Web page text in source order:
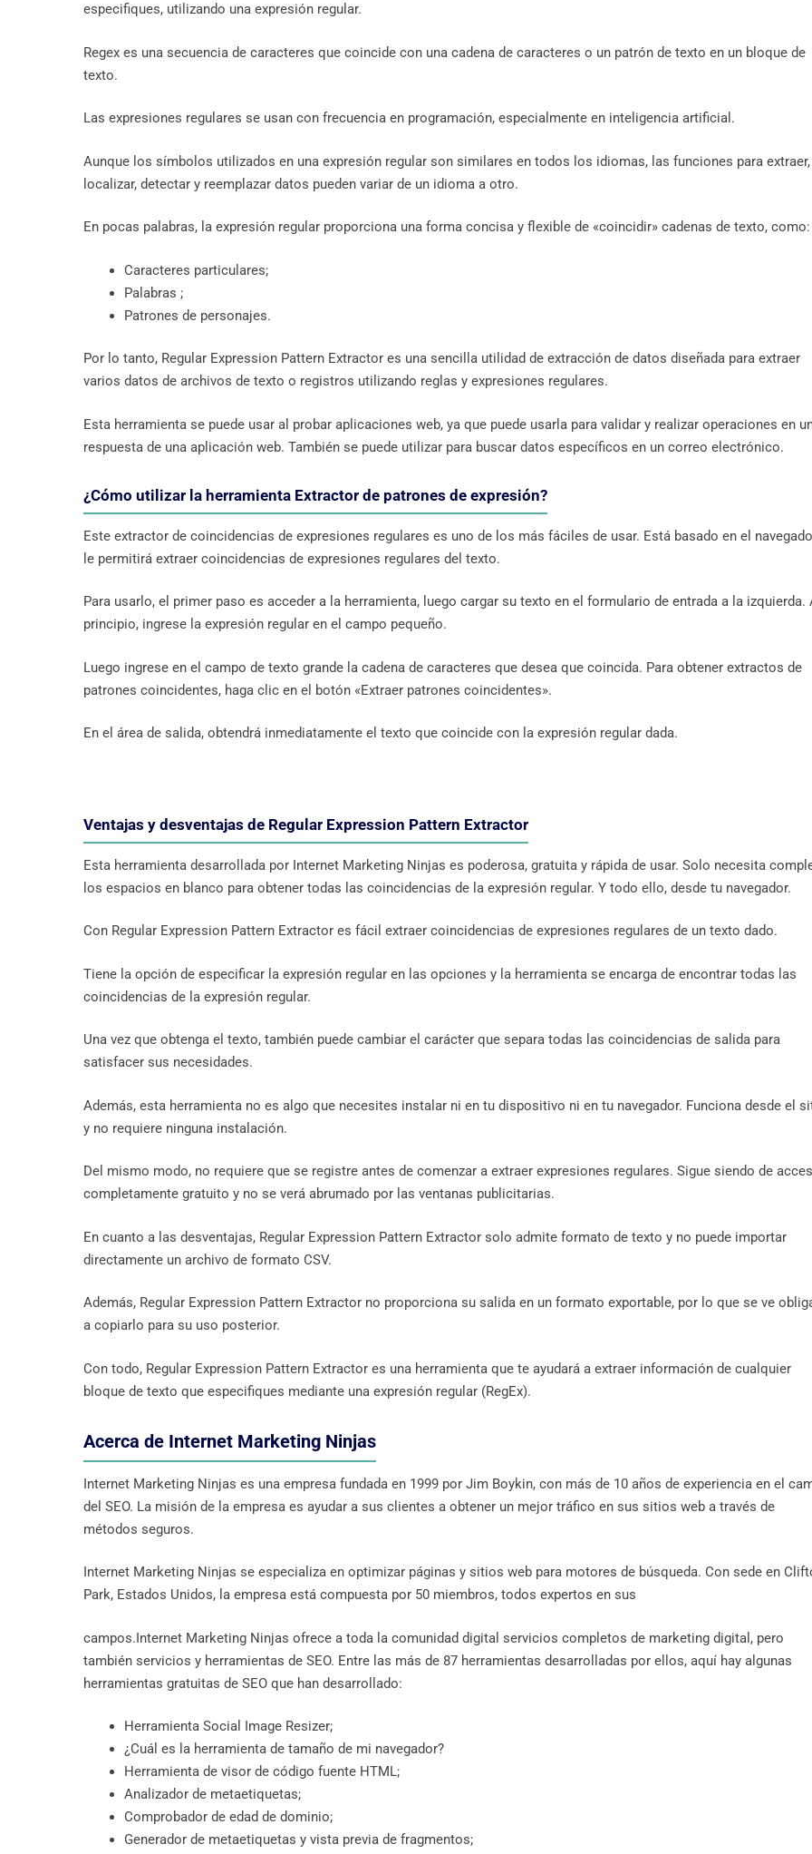
especifiques, utilizando una expresión regular.
Regex es una secuencia de caracteres que coincide con una cadena de caracteres o un patrón de texto en un bloque de
texto.
Las expresiones regulares se usan con frecuencia en programación, especialmente en inteligencia artificial.
Aunque los símbolos utilizados en una expresión regular son similares en todos los idiomas, las funciones para extraer,
localizar, detectar y reemplazar datos pueden variar de un idioma a otro.
En pocas palabras, la expresión regular proporciona una forma concisa y flexible de «coincidir» cadenas de texto, como:
Caracteres particulares;
Palabras ;
Patrones de personajes.
Por lo tanto, Regular Expression Pattern Extractor es una sencilla utilidad de extracción de datos diseñada para extraer
varios datos de archivos de texto o registros utilizando reglas y expresiones regulares.
Esta herramienta se puede usar al probar aplicaciones web, ya que puede usarla para validar y realizar operaciones en
respuesta de una aplicación web. También se puede utilizar para buscar datos específicos en un correo electrónico.
¿Cómo utilizar la herramienta Extractor de patrones de expresión?
Este extractor de coincidencias de expresiones regulares es uno de los más fáciles de usar. Está basado en el
le permitirá extraer coincidencias de expresiones regulares del texto.
Para usarlo, el primer paso es acceder a la herramienta, luego cargar su texto en el formulario de entrada a la izquierda.
principio, ingrese la expresión regular en el campo pequeño.
Luego ingrese en el campo de texto grande la cadena de caracteres que desea que coincida. Para obtener extractos de
patrones coincidentes, haga clic en el botón «Extraer patrones coincidentes».
En el área de salida, obtendrá inmediatamente el texto que coincide con la expresión regular dada.
Ventajas y desventajas de Regular Expression Pattern Extractor
Esta herramienta desarrollada por Internet Marketing Ninjas es poderosa, gratuita y rápida de usar. Solo necesita
los espacios en blanco para obtener todas las coincidencias de la expresión regular. Y todo ello, desde tu navegador.
Con Regular Expression Pattern Extractor es fácil extraer coincidencias de expresiones regulares de un texto dado.
Tiene la opción de especificar la expresión regular en las opciones y la herramienta se encarga de encontrar todas las
coincidencias de la expresión regular.
Una vez que obtenga el texto, también puede cambiar el carácter que separa todas las coincidencias de salida para
satisfacer sus necesidades.
Además, esta herramienta no es algo que necesites instalar ni en tu dispositivo ni en tu navegador. Funciona desde el
y no requiere ninguna instalación.
Del mismo modo, no requiere que se registre antes de comenzar a extraer expresiones regulares. Sigue siendo de
completamente gratuito y no se verá abrumado por las ventanas publicitarias.
En cuanto a las desventajas, Regular Expression Pattern Extractor solo admite formato de texto y no puede importar
directamente un archivo de formato CSV.
Además, Regular Expression Pattern Extractor no proporciona su salida en un formato exportable, por lo que se ve
a copiarlo para su uso posterior.
Con todo, Regular Expression Pattern Extractor es una herramienta que te ayudará a extraer información de cualquier
bloque de texto que especifiques mediante una expresión regular (RegEx).
Acerca de Internet Marketing Ninjas
Internet Marketing Ninjas es una empresa fundada en 1999 por Jim Boykin, con más de 10 años de experiencia en el
del SEO. La misión de la empresa es ayudar a sus clientes a obtener un mejor tráfico en sus sitios web a través de
métodos seguros.
Internet Marketing Ninjas se especializa en optimizar páginas y sitios web para motores de búsqueda. Con sede en
Park, Estados Unidos, la empresa está compuesta por 50 miembros, todos expertos en sus
campos.Internet Marketing Ninjas ofrece a toda la comunidad digital servicios completos de marketing digital, pero
también servicios y herramientas de SEO. Entre las más de 87 herramientas desarrolladas por ellos, aquí hay algunas
herramientas gratuitas de SEO que han desarrollado:
Herramienta Social Image Resizer;
¿Cuál es la herramienta de tamaño de mi navegador?
Herramienta de visor de código fuente HTML;
Analizador de metaetiquetas;
Comprobador de edad de dominio;
Generador de metaetiquetas y vista previa de fragmentos;